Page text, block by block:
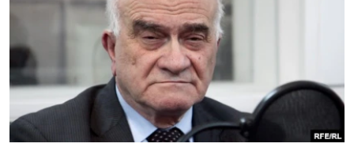
РАСПИСАНИЕ ВЕЩАНИЯ
ПОДПИШИТЕСЬ НА РАССЫЛКУ
СОЦИАЛЬНЫЕ СЕТИ